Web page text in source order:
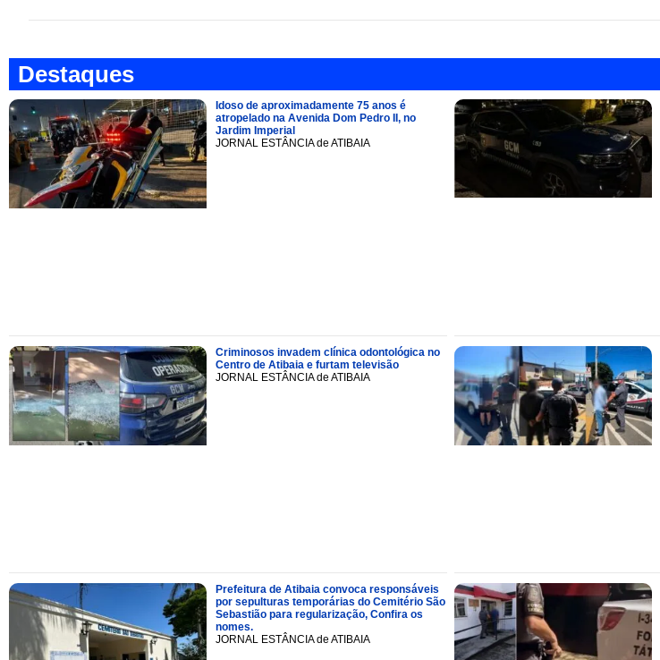
Destaques
Idoso de aproximadamente 75 anos é
atropelado na Avenida Dom Pedro II, no
Jardim Imperial
JORNAL ESTÂNCIA de ATIBAIA
Criminosos invadem clínica odontológica no
Centro de Atibaia e furtam televisão
JORNAL ESTÂNCIA de ATIBAIA
Prefeitura de Atibaia convoca responsáveis
por sepulturas temporárias do Cemitério São
Sebastião para regularização, Confira os
nomes.
JORNAL ESTÂNCIA de ATIBAIA